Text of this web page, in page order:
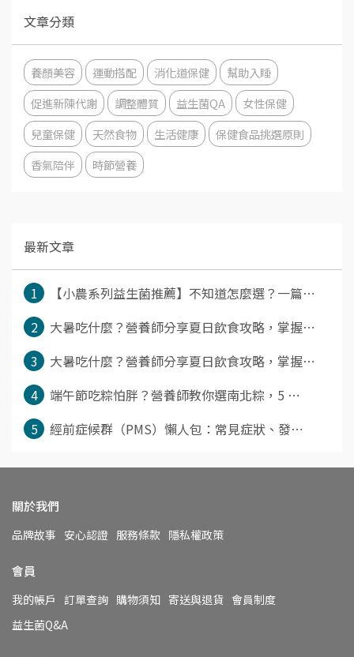
文章分類
養顏美容 運動搭配 消化道保健
幫助入睡
促進新陳代謝
調整體質 益生菌QA
女性保健
兒童保健
天然食物 生活健康
保健食品挑選原則
香氣陪伴
時節營養
最新文章
1
【小農系列益生菌推薦】不知道怎麼選？一篇⋯
2
大暑吃什麼？營養師分享夏日飲食攻略，掌握⋯
3
大暑吃什麼？營養師分享夏日飲食攻略，掌握⋯
4
端午節吃粽怕胖？營養師教你選南北粽，5 ⋯
5
經前症候群（PMS）懶人包：常見症狀、發⋯
關於我們
品牌故事 安心認證 服務條款 隱私權政策
會員
我的帳戶 訂單查詢 購物須知 寄送與退貨 會員制度
益生菌Q&A